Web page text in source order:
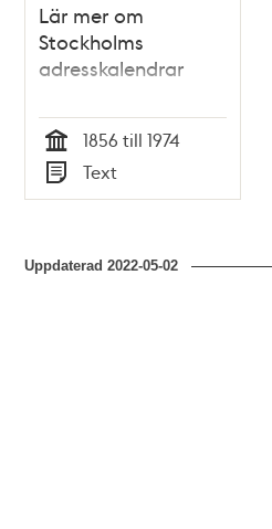
Lär mer om
Stockholms
adresskalendrar
Tid
1856 till 1974
Typ
Text
Uppdaterad2022-05-02